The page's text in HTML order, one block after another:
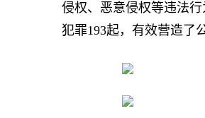
侵权、恶意侵权等违法
犯罪193起，有效营造了